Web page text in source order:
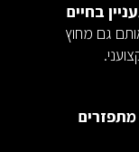
בחיים
גם מחוץ